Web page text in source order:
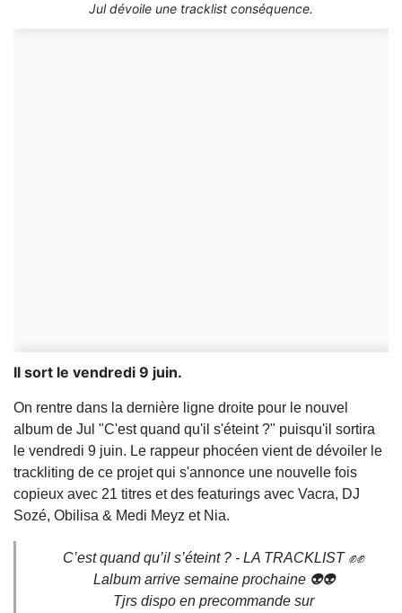
Jul dévoile une tracklist conséquence.
Il sort le vendredi 9 juin.
On rentre dans la dernière ligne droite pour le nouvel
album de Jul "C'est quand qu'il s'éteint ?" puisqu'il sortira
le vendredi 9 juin. Le rappeur phocéen vient de dévoiler le
trackliting de ce projet qui s'annonce une nouvelle fois
copieux avec 21 titres et des featurings avec Vacra, DJ
Sozé, Obilisa & Medi Meyz et Nia.
C’est quand qu’il s’éteint ? - LA TRACKLIST ✊✊
Lalbum arrive semaine prochaine 👽👽
Tjrs dispo en precommande sur